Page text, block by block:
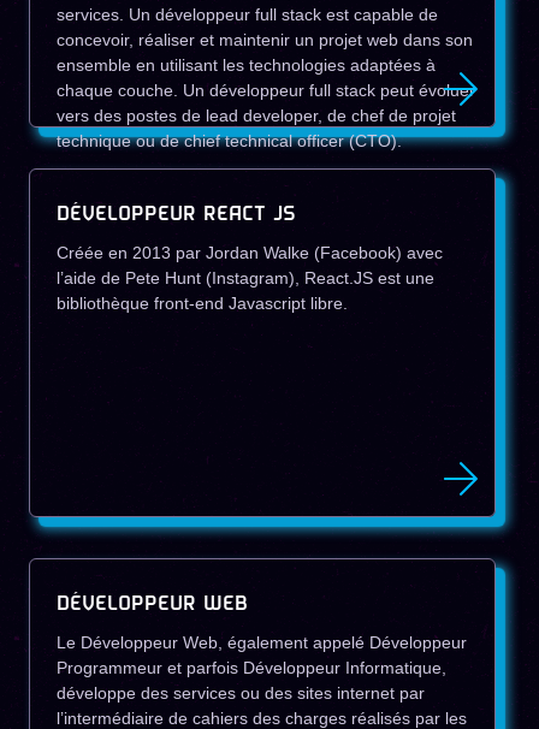
services. Un développeur full stack est capable de
concevoir, réaliser et maintenir un projet web dans son
ensemble en utilisant les technologies adaptées à
chaque couche. Un développeur full stack peut évoluer
vers des postes de lead developer, de chef de projet
technique ou de chief technical officer (CTO).
DÉVELOPPEUR REACT JS
Créée en 2013 par Jordan Walke (Facebook) avec
l’aide de Pete Hunt (Instagram), React.JS est une
bibliothèque front-end Javascript libre.
DÉVELOPPEUR WEB
Le Développeur Web, également appelé Développeur
Programmeur et parfois Développeur Informatique,
développe des services ou des sites internet par
l’intermédiaire de cahiers des charges réalisés par les